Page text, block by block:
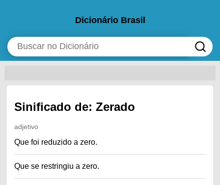
Dicionário Brasil
Sinificado de: Zerado
adjetivo
Que foi reduzido a zero.
Que se restringiu a zero.